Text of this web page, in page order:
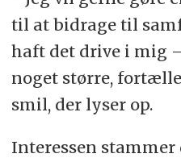
til at bidrage til
haft det drive i mig
noget større,
smil, der lyser op.
Interessen